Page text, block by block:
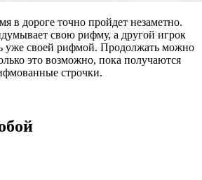
в дороге точно пройдет незаметно.
свою рифму, а другой игрок
уже своей рифмой. Продолжать можно
это возможно, пока получаются
строчки.